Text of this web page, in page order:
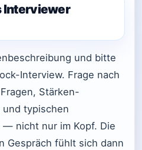
Interviewer
und bitte
Interview. Frage nach
Stärken-
und typischen
nicht nur im Kopf. Die
Gespräch fühlt sich dann